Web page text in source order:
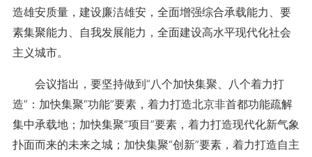
造雄安质量，建设廉洁雄安，全面增强综合承载能力、要
素集聚能力、自我发展能力，全面建设高水平现代化社会
主义城市。
会议指出，要坚持做到“八个加快集聚、八个着力打
造”：加快集聚“功能”要素，着力打造北京非首都功能疏解
集中承载地；加快集聚“项目”要素，着力打造现代化新气象
扑面而来的未来之城；加快集聚“创新”要素，着力打造自主